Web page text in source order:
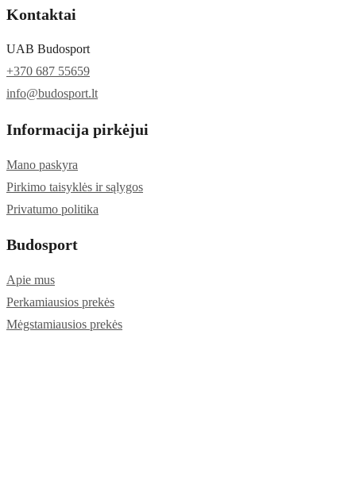
Kontaktai
UAB Budosport
+370 687 55659
info@budosport.lt
Informacija pirkėjui
Mano paskyra
Pirkimo taisyklės ir sąlygos
Privatumo politika
Budosport
Apie mus
Perkamiausios prekės
Mėgstamiausios prekės